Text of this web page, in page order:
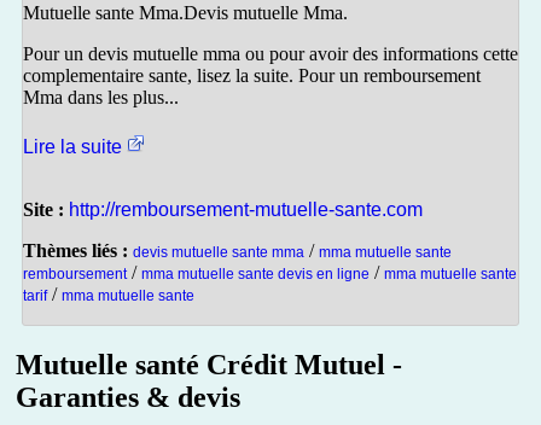
Mutuelle sante Mma.Devis mutuelle Mma.
Pour un devis mutuelle mma ou pour avoir des informations cette
complementaire sante, lisez la suite. Pour un remboursement
Mma dans les plus...
Lire la suite
Site : http://remboursement-mutuelle-sante.com
Thèmes liés : devis mutuelle sante mma / mma mutuelle sante
remboursement/ mma mutuelle sante devis en ligne / mma mutuelle sante
tarif/ mma mutuelle sante
Mutuelle santé Crédit Mutuel -
Garanties & devis